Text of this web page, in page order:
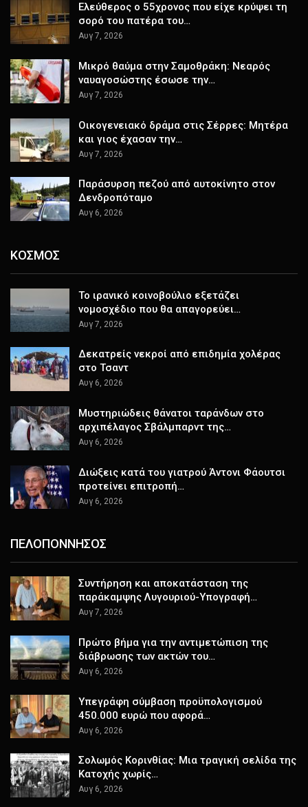
Ελεύθερος ο 55χρονος που είχε κρύψει τη
σορό του πατέρα του…
Αυγ 7, 2026
Μικρό θαύμα στην Σαμοθράκη: Νεαρός
ναυαγοσώστης έσωσε την…
Αυγ 7, 2026
Οικογενειακό δράμα στις Σέρρες: Μητέρα
και γιος έχασαν την…
Αυγ 7, 2026
Παράσυρση πεζού από αυτοκίνητο στον
Δενδροπόταμο
Αυγ 6, 2026
ΚΟΣΜΟΣ
Το ιρανικό κοινοβούλιο εξετάζει
νομοσχέδιο που θα απαγορεύει…
Αυγ 7, 2026
Δεκατρείς νεκροί από επιδημία χολέρας
στο Τσαντ
Αυγ 6, 2026
Μυστηριώδεις θάνατοι ταράνδων στο
αρχιπέλαγος Σβάλμπαρντ της…
Αυγ 6, 2026
Διώξεις κατά του γιατρού Άντονι Φάουτσι
προτείνει επιτροπή…
Αυγ 6, 2026
ΠΕΛΟΠΟΝΝΗΣΟΣ
Συντήρηση και αποκατάσταση της
παράκαμψης Λυγουριού-Υπογραφή…
Αυγ 7, 2026
Πρώτο βήμα για την αντιμετώπιση της
διάβρωσης των ακτών του…
Αυγ 6, 2026
Υπεγράφη σύμβαση προϋπολογισμού
450.000 ευρώ που αφορά…
Αυγ 6, 2026
Σολωμός Κορινθίας: Μια τραγική σελίδα της
Κατοχής χωρίς…
Αυγ 6, 2026